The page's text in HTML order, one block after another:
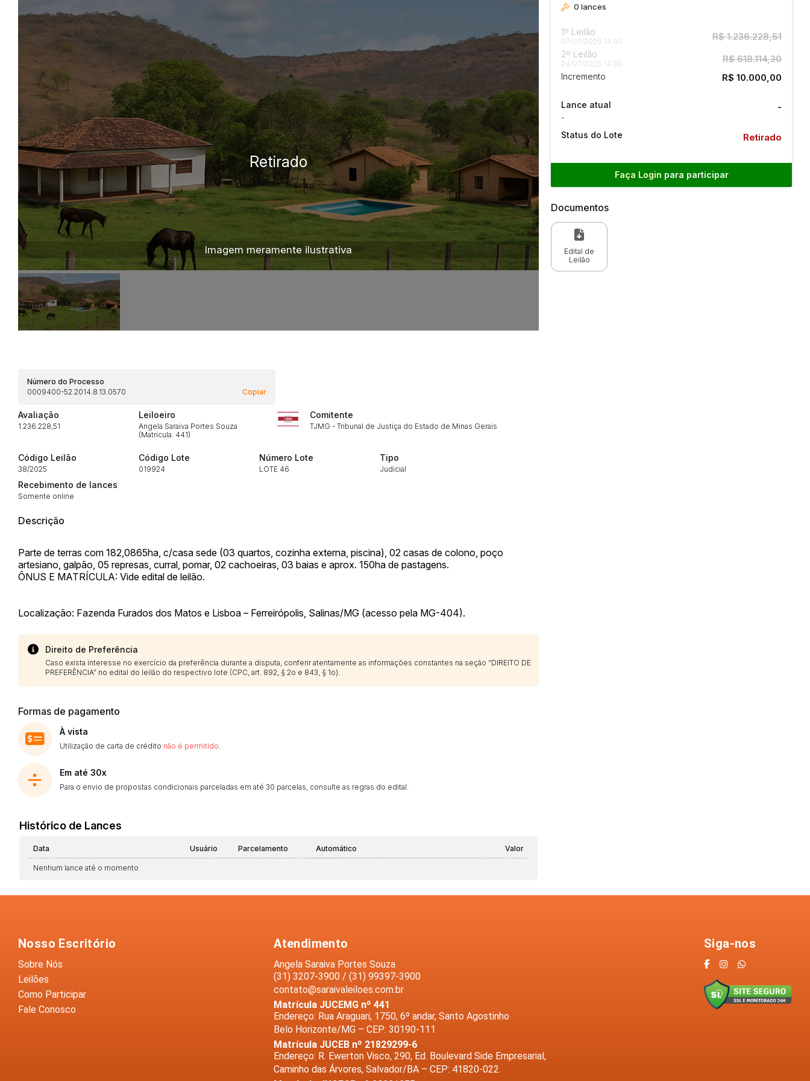
Bens diversos
Veículos
Carros
Moto
Motocicleta
Ônibus
Imagem meramente ilustrativa
0 lances
1º Leilão
07/07/2025 14:00 R$ 1.236.228,51
2º Leilão
24/07/2025 14:00 R$ 618.114,30
Incremento R$ 10.000,00
Lance atual
-
-
Status do Lote Retirado
Faça Login para participar
Documentos
Edital de
Leilão
Número do Processo
0009400-52.2014.8.13.0570
Copiar
Avaliação
1.236.228,51
Leiloeiro
Angela Saraiva Portes Souza
(Matrícula: 441)
Comitente
TJMG - Tribunal de Justiça do Estado de Minas Gerais
Código Leilão
38/2025
Código Lote
019924
Número Lote
LOTE 46
Tipo
Judicial
Recebimento de lances
Somente online
Descrição
Parte de terras com 182,0865ha, c/casa sede (03 quartos, cozinha externa, piscina), 02 casas de colono, poço
artesiano, galpão, 05 represas, curral, pomar, 02 cachoeiras, 03 baias e aprox. 150ha de pastagens.
ÔNUS E MATRÍCULA: Vide edital de leilão.
Localização: Fazenda Furados dos Matos e Lisboa – Ferreirópolis, Salinas/MG (acesso pela MG-404).
Direito de Preferência
Caso exista interesse no exercício da preferência durante a disputa, conferir atentamente as informações constantes na seção “DIREITO DE
PREFERÊNCIA” no edital do leilão do respectivo lote (CPC, art. 892, § 2o e 843, § 1o).
Formas de pagamento
À vista
Utilização de carta de crédito não é permitido.
Em até 30x
Para o envio de propostas condicionais parceladas em até 30 parcelas, consulte as regras do edital.
Histórico de Lances
Data Usuário Parcelamento Automático Valor
Nenhum lance até o momento
Envie sua Proposta
Habilite-se para efetuar lances ou propostas
Nosso Escritório
Sobre Nós
Leilões
Como Participar
Fale Conosco
Atendimento
Angela Saraiva Portes Souza
(31) 3207-3900 / (31) 99397-3900
contato@saraivaleiloes.com.br
Matrícula JUCEMG nº 441
Endereço: Rua Araguari, 1750, 6º andar, Santo Agostinho
Belo Horizonte/MG – CEP: 30190-111
Matrícula JUCEB nº 21829299-6
Endereço: R. Ewerton Visco, 290, Ed. Boulevard Side Empresarial,
Caminho das Árvores, Salvador/BA – CEP: 41820-022.
Siga-nos